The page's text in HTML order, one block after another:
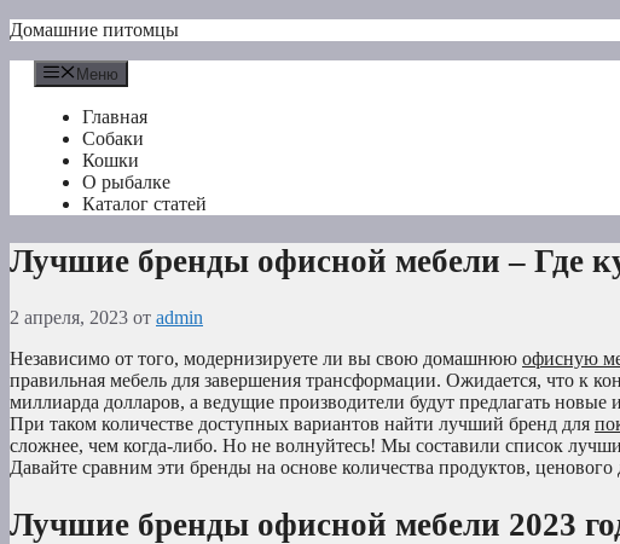
Перейти
содержимому
Домашние питомцы
Меню
Главная
Собаки
Кошки
О рыбалке
Каталог статей
Лучшие бренды офисной мебели – Где
2 апреля, 2023 от admin
Независимо от того, модернизируете ли вы свою домашнюю офисную
правильная мебель для завершения трансформации. Ожидается, что к
миллиарда долларов, а ведущие производители будут предлагать
При таком количестве доступных вариантов найти лучший бренд для
сложнее, чем когда-либо. Но не волнуйтесь! Мы составили список
Давайте сравним эти бренды на основе количества продуктов,
Лучшие бренды офисной мебели 2023